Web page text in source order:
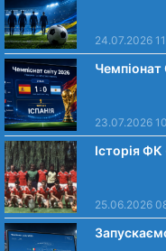
24.07.2026
Чемпіонат
23.07.2026
Історія
25.06.2026